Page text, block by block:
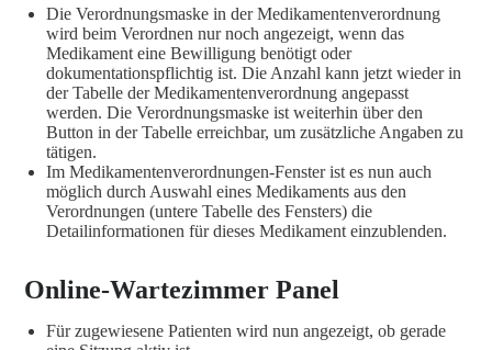
Die Verordnungsmaske in der Medikamentenverordnung
wird beim Verordnen nur noch angezeigt, wenn das
Medikament eine Bewilligung benötigt oder
dokumentationspflichtig ist. Die Anzahl kann jetzt wieder in
der Tabelle der Medikamentenverordnung angepasst
werden. Die Verordnungsmaske ist weiterhin über den
Button in der Tabelle erreichbar, um zusätzliche Angaben zu
tätigen.
Im Medikamentenverordnungen-Fenster ist es nun auch
möglich durch Auswahl eines Medikaments aus den
Verordnungen (untere Tabelle des Fensters) die
Detailinformationen für dieses Medikament einzublenden.
Online-Wartezimmer Panel
Für zugewiesene Patienten wird nun angezeigt, ob gerade